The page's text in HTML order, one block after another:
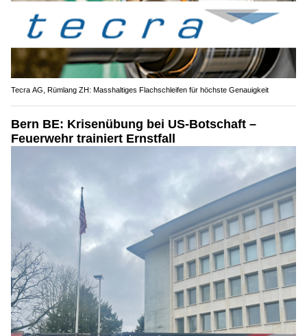
Tecra AG, Rümlang ZH: Masshaltiges Flachschleifen für höchste Genauigkeit
Bern BE: Krisenübung bei US-Botschaft –
Feuerwehr trainiert Ernstfall